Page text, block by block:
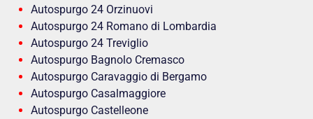
Autospurgo 24 Orzinuovi
Autospurgo 24 Romano di Lombardia
Autospurgo 24 Treviglio
Autospurgo Bagnolo Cremasco
Autospurgo Caravaggio di Bergamo
Autospurgo Casalmaggiore
Autospurgo Castelleone